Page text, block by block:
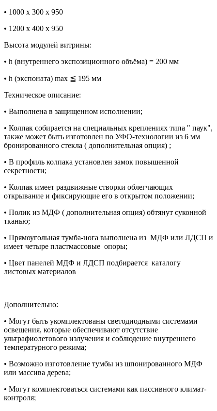
• 1000 х 300 х 950
• 1200 х 400 х 950
Высота модулей витрины:
• h (внутреннего экспозиционного объёма) = 200 мм
• h (экспоната) max ≦ 195 мм
Техническое описание:
• Выполнена в защищенном исполнении;
• Колпак собирается на специальных креплениях типа " паук",
также может быть изготовлен по УФО-технологии из 6 мм
бронированного стекла ( дополнительная опция) ;
• В профиль колпака установлен замок повышенной
секретности;
• Колпак имеет раздвижные створки облегчающих
открывание и фиксирующие его в открытом положении;
• Полик из МДФ ( дополнительная опция) обтянут суконной
тканью;
• Прямоугольная тумба-нога выполнена из МДФ или ЛДСП и
имеет четыре пластмассовые опоры;
• Цвет панелей МДФ и ЛДСП подбирается каталогу
листовых материалов
Дополнительно:
• Могут быть укомплектованы светодиодными системами
освещения, которые обеспечивают отсутствие
ультрафиолетового излучения и соблюдение внутреннего
температурного режима;
• Возможно изготовление тумбы из шпонированного МДФ
или массива дерева;
• Могут комплектоваться системами как пассивного климат-
контроля;